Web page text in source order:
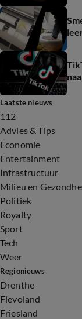
Laatste nieuws
112
Advies & Tips
Economie
Entertainment
Infrastructuur
Milieu en
Politiek
Royalty
Sport
Tech
Weer
Regionieuws
Drenthe
Flevoland
Friesland